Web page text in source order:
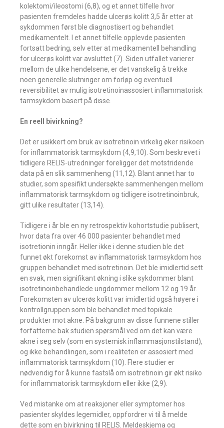
kolektomi/ileostomi (6,8), og et annet tilfelle hvor
pasienten fremdeles hadde ulcerøs kolitt 3,5 år etter at
sykdommen først ble diagnostisert og behandlet
medikamentelt. I et annet tilfelle opplevde pasienten
fortsatt bedring, selv etter at medikamentell behandling
for ulcerøs kolitt var avsluttet (7). Siden utfallet varierer
mellom de ulike hendelsene, er det vanskelig å trekke
noen generelle slutninger om forløp og eventuell
reversibilitet av mulig isotretinoinassosiert inflammatorisk
tarmsykdom basert på disse.
En reell bivirkning?
Det er usikkert om bruk av isotretinoin virkelig øker risikoen
for inflammatorisk tarmsykdom (4,9,10). Som beskrevet i
tidligere RELIS-utredninger foreligger det motstridende
data på en slik sammenheng (11,12). Blant annet har to
studier, som spesifikt undersøkte sammenhengen mellom
inflammatorisk tarmsykdom og tidligere isotretinoinbruk,
gitt ulike resultater (13,14).
Tidligere i år ble en ny retrospektiv kohortstudie publisert,
hvor data fra over 46 000 pasienter behandlet med
isotretionin inngår. Heller ikke i denne studien ble det
funnet økt forekomst av inflammatorisk tarmsykdom hos
gruppen behandlet med isotretinoin. Det ble imidlertid sett
en svak, men signifikant økning i slike sykdommer blant
isotretinoinbehandlede ungdommer mellom 12 og 19 år.
Forekomsten av ulcerøs kolitt var imidlertid også høyere i
kontrollgruppen som ble behandlet med topikale
produkter mot akne. På bakgrunn av disse funnene stiller
forfatterne bak studien spørsmål ved om det kan være
akne i seg selv (som en systemisk inflammasjonstilstand),
og ikke behandlingen, som i realiteten er assosiert med
inflammatorisk tarmsykdom (10). Flere studier er
nødvendig for å kunne fastslå om isotretinoin gir økt risiko
for inflammatorisk tarmsykdom eller ikke (2,9).
Ved mistanke om at reaksjoner eller symptomer hos
pasienter skyldes legemidler, oppfordrer vi til å melde
dette som en bivirkning til RELIS. Meldeskjema og